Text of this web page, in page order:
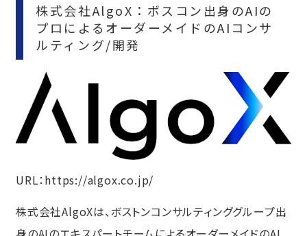
株式会社AlgoX：ボスコン出身のAIの
プロによるオーダーメイドのAIコンサ
ルティング/開発
URL：https://algox.co.jp/
株式会社AlgoXは、ボストンコンサルティンググループ出